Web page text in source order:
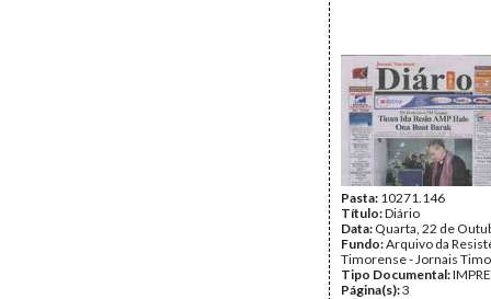
Pasta: 10271.146
Título:Diário
Data: Quarta, 22 de
Fundo:Arquivo da
Timorense - Jornais
Tipo Documental:
Página(s):3